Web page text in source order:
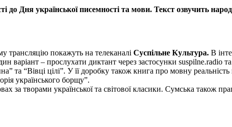
до Дня української писемності та мови. Текст озвучить
трансляцію покажуть на телеканалі Суспільне Культура. В
варіант – прослухати диктант через застосунки suspilne.radio та
та “Вівці цілі”. У її доробку також книга про мовну
українського борщу”.
за творами української та світової класики. Сумська також